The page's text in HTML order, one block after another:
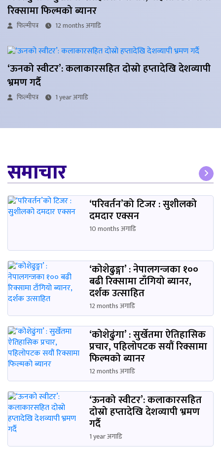
रिक्सामा फिल्मको ब्यानर
फिल्मीपत्र 12 months अगाडि
‘ऊनको स्वीटर’: कलाकारसहित दोस्रो हप्तादेखि देशव्यापी
भ्रमण गर्दै
फिल्मीपत्र 1 year अगाडि
समाचार
‘परिवर्तन’को टिजर : सुशीलको
दमदार एक्सन
10 months अगाडि
‘कोशेढुङ्गा’ : नेपालगन्जका १००
बढी रिक्सामा टाँगियो ब्यानर,
दर्शक उत्साहित
12 months अगाडि
‘कोशेढुंगा’ : सुर्खेतमा ऐतिहासिक
प्रचार, पहिलोपटक सयौं रिक्सामा
फिल्मको ब्यानर
12 months अगाडि
‘ऊनको स्वीटर’: कलाकारसहित
दोस्रो हप्तादेखि देशव्यापी भ्रमण
गर्दै
1 year अगाडि